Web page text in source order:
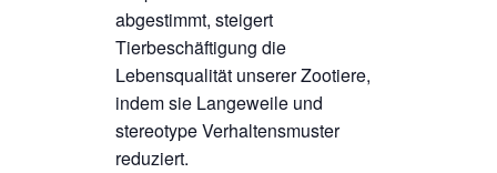
abgestimmt, steigert
Tierbeschäftigung die
Lebensqualität unserer Zootiere,
indem sie Langeweile und
stereotype Verhaltensmuster
reduziert.